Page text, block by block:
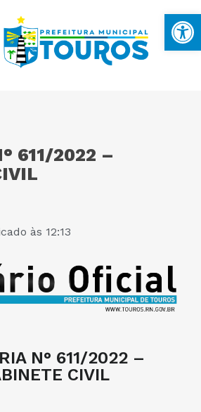
611/2022 –
às 12:13
N° 611/2022 –
CIVIL